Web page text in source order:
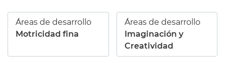
Áreas de desarrollo
Motricidad fina
Áreas de desarrollo
Imaginación y
Creatividad